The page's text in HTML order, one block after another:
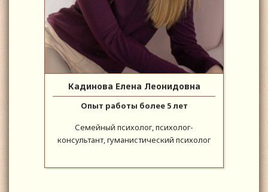
Кадинова Елена Леонидовна
Опыт работы более 5 лет
Семейный психолог, психолог-
консультант, гуманистический психолог